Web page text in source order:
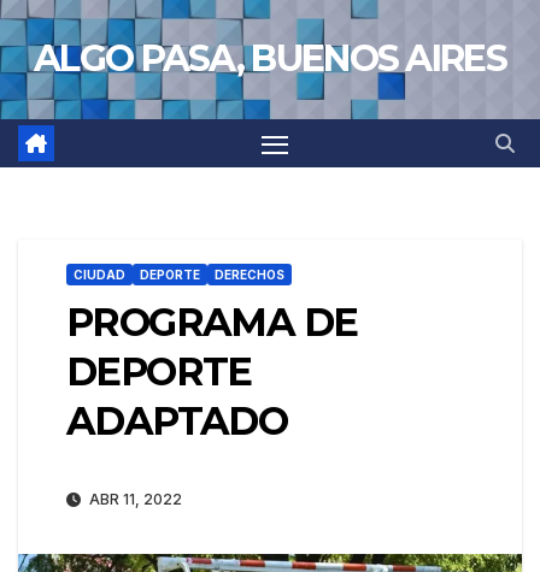
Saltar
al
contenido
ALGO PASA, BUENOS AIRES
CIUDAD DEPORTE DERECHOS
PROGRAMA DE
DEPORTE
ADAPTADO
ABR 11, 2022